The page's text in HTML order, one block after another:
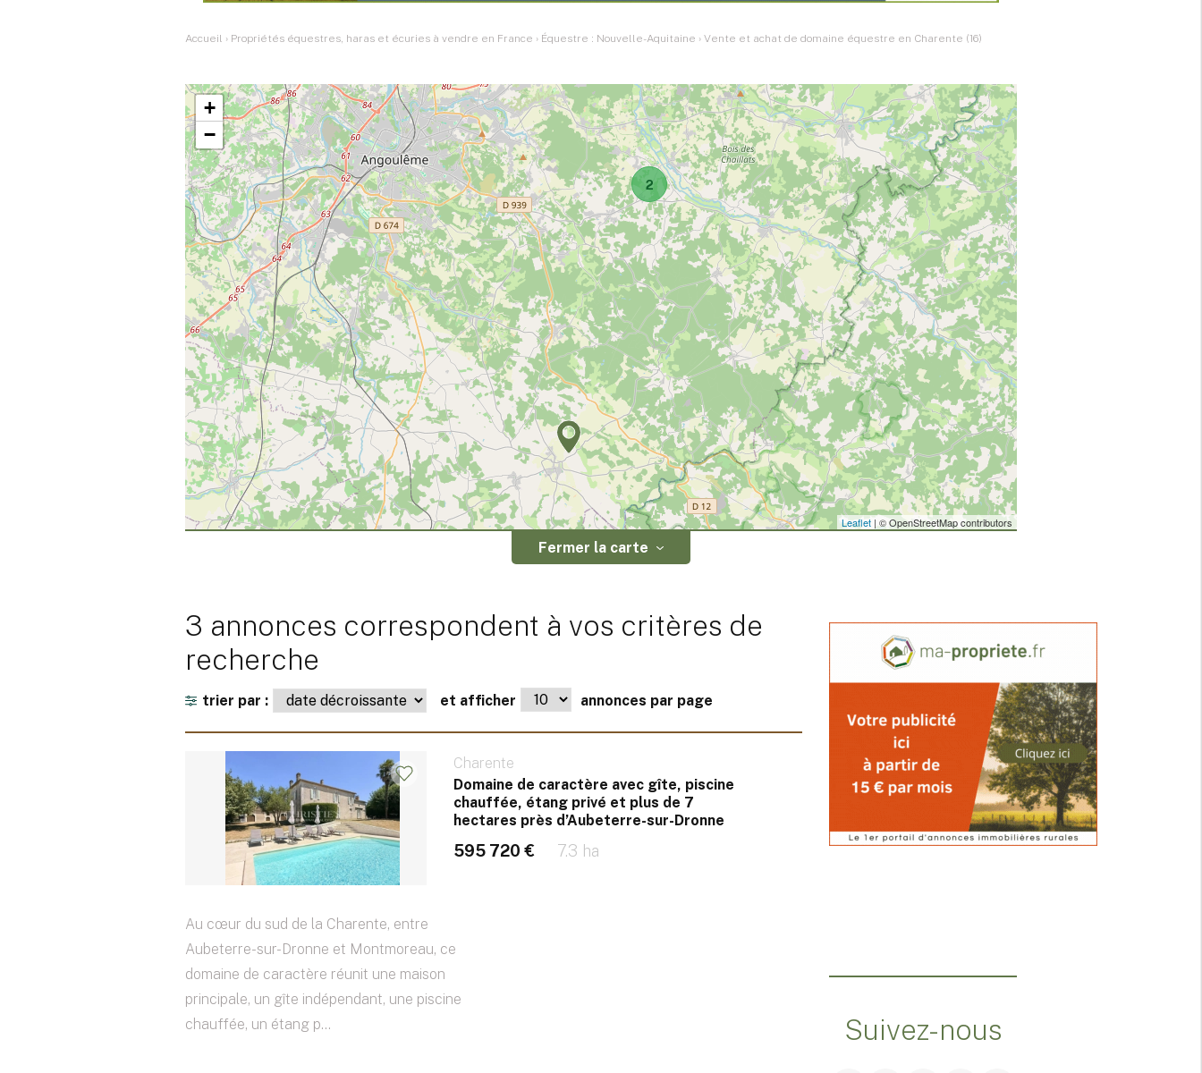
Accueil › Propriétés équestres, haras et écuries à vendre en France › Équestre : Nouvelle-Aquitaine › Vente et achat de domaine équestre en Charente (16)
2
+
−
Leaflet | © OpenStreetMap contributors
Fermer la carte
3 annonces correspondent à vos critères de
recherche
trier par : et afficher annonces par page
Charente
Domaine de caractère avec gîte, piscine
chauffée, étang privé et plus de 7
hectares près d’Aubeterre-sur-Dronne
595 720 € 7.3 ha
Au cœur du sud de la Charente, entre
Aubeterre-sur-Dronne et Montmoreau, ce
domaine de caractère réunit une maison
principale, un gîte indépendant, une piscine
chauffée, un étang p...
Suivez-nous